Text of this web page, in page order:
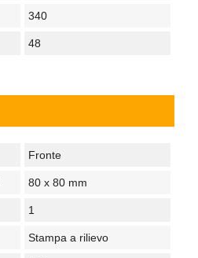
340
48
Fronte
80 x 80 mm
1
Stampa a rilievo